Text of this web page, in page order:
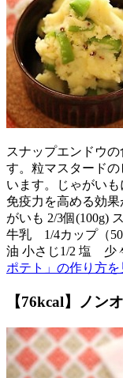
スナップエンドウ
す。粒マスタード
います。じゃがいも
免疫力を高める効
がいも 2/3個(100g)
牛乳 1/4カップ（
油 小さじ1/2 塩 少
ポテト」の作り方を
【76kcal】ノン